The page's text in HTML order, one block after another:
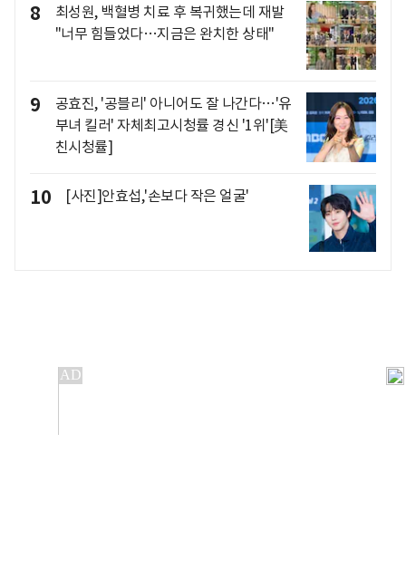
8
최성원, 백혈병 치료 후 복귀했는데 재발
"너무 힘들었다…지금은 완치한 상태"
9
공효진, '공블리' 아니어도 잘 나간다…'유
부녀 킬러' 자체최고시청률 경신 '1위'[美
친시청률]
10 [사진]안효섭,'손보다 작은 얼굴'